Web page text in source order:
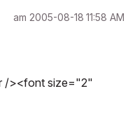
am ‎2005-08-18 11:58 AM
/><font size="2"